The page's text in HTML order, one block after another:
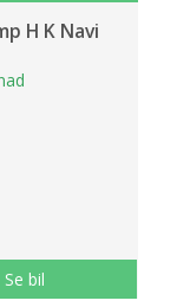
H K Navi
Se bil